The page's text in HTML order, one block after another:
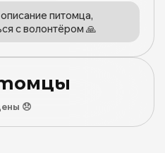
питомца,
с волонтёром 🙏
😞